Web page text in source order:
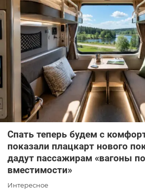
Спать теперь будем с
показали плацкарт нового
дадут пассажирам «вагоны
вместимости»
Интересное